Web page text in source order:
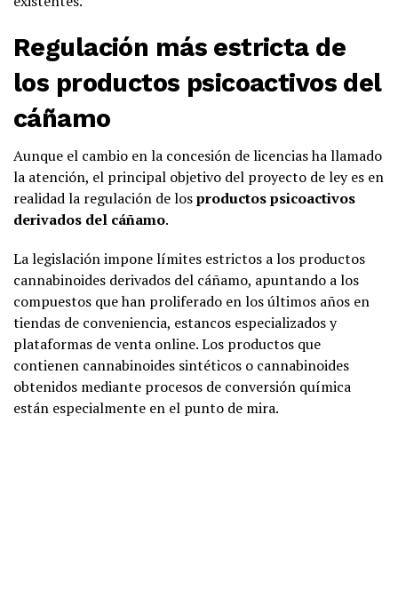
Regulación más estricta de
los productos psicoactivos del
cáñamo
Aunque el cambio en la concesión de licencias ha llamado
la atención, el principal objetivo del proyecto de ley es en
realidad la regulación de losproductos psicoactivos
derivados del cáñamo.
La legislación impone límites estrictos a los productos
cannabinoides derivados del cáñamo, apuntando a los
compuestos que han proliferado en los últimos años en
tiendas de conveniencia, estancos especializados y
plataformas de venta online. Los productos que
contienen cannabinoides sintéticos o cannabinoides
obtenidos mediante procesos de conversión química
están especialmente en el punto de mira.